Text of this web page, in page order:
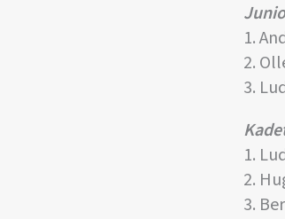
1.
2.
3.
1.
2.
3.